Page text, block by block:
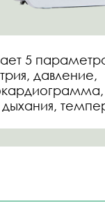
Работаем 7